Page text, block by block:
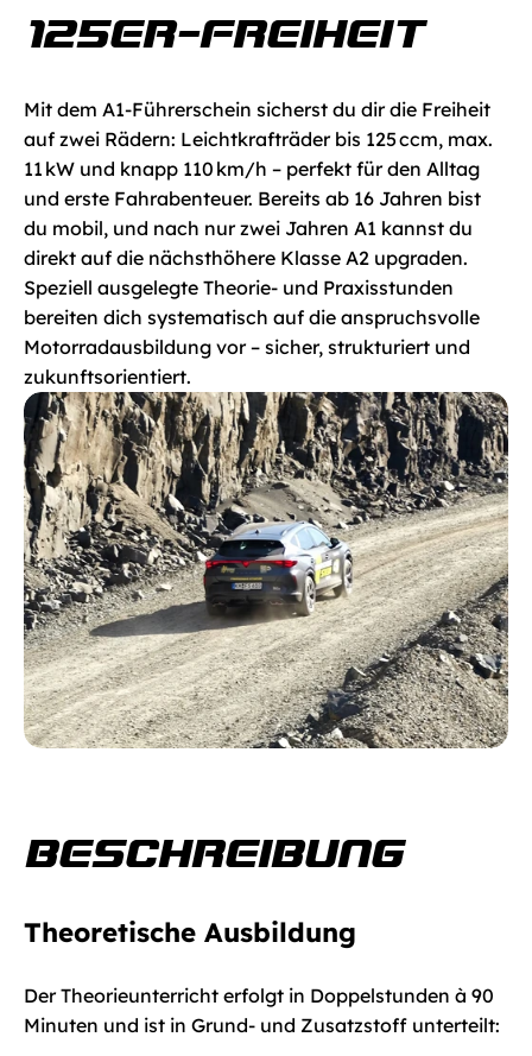
125ER-FREIHEIT
Mit dem A1-Führerschein sicherst du dir die Freiheit
auf zwei Rädern: Leichtkrafträder bis 125 ccm, max.
11 kW und knapp 110 km/h – perfekt für den Alltag
und erste Fahrabenteuer. Bereits ab 16 Jahren bist
du mobil, und nach nur zwei Jahren A1 kannst du
direkt auf die nächsthöhere Klasse A2 upgraden.
Speziell ausgelegte Theorie- und Praxisstunden
bereiten dich systematisch auf die anspruchsvolle
Motorradausbildung vor – sicher, strukturiert und
zukunftsorientiert.
BESCHREIBUNG
Theoretische Ausbildung
Der Theorieunterricht erfolgt in Doppelstunden à 90
Minuten und ist in Grund- und Zusatzstoff unterteilt: